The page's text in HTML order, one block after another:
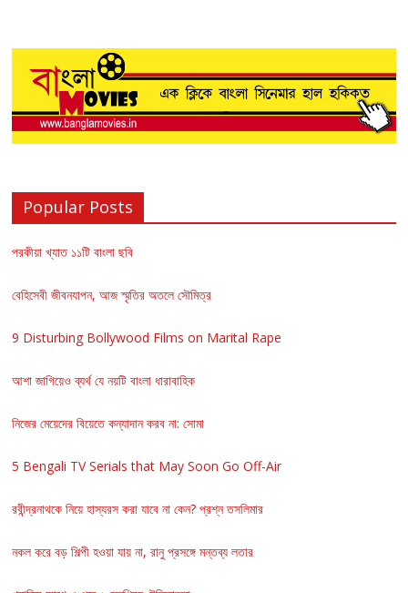
Popular Posts
পরকীয়া খ্যাত ১১টি বাংলা ছবি
বেহিসেবী জীবনযাপন, আজ স্মৃতির অতলে সৌমিত্র
9 Disturbing Bollywood Films on Marital Rape
আশা জাগিয়েও ব্যর্থ যে নয়টি বাংলা ধারাবাহিক
নিজের মেয়েদের বিয়েতে কন্যাদান করব না: সোমা
5 Bengali TV Serials that May Soon Go Off-Air
রবীন্দ্রনাথকে নিয়ে হাস্যরস করা যাবে না কেন? প্রশ্ন তসলিমার
নকল করে বড় শিল্পী হওয়া যায় না, রানু প্রসঙ্গে মন্তব্য লতার